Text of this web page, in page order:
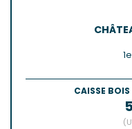
CAISSE BOIS